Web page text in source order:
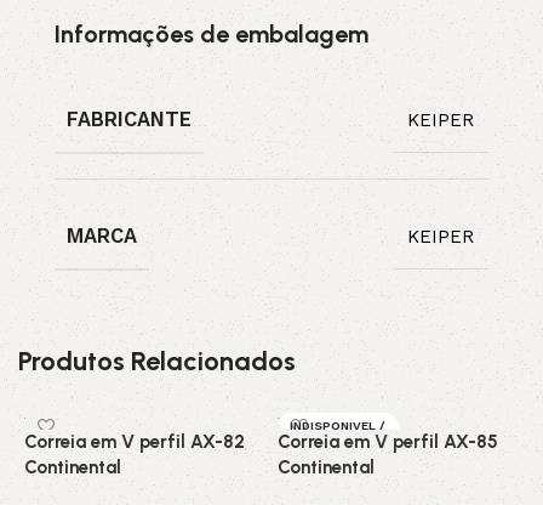
Informações de embalagem
FABRICANTE KEIPER
MARCA KEIPER
Produtos Relacionados
Correia em V perfil AX-82
Continental
INDISPONIVEL /
SOB ENCOMEN
DA
Correia em V perfil AX-85
Continental